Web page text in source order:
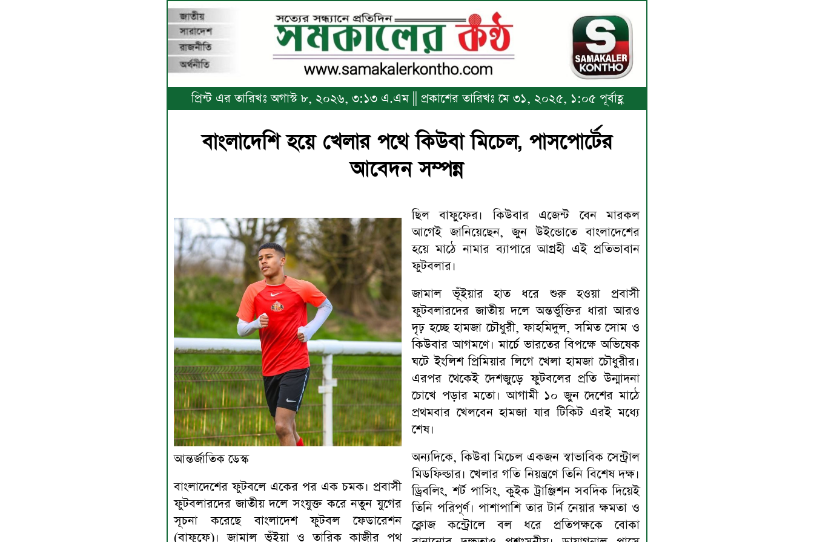
প্রিন্ট এর তারিখঃ অগাস্ট ৮, ২০২৬, ৩:১৩ এ.এম || প্রকাশের তারিখঃ মে ৩১, ২০২৫, ১:০৫ পূর্বাহ্ণ
বাংলাদেশি হয়ে খেলার পথে কিউবা মিচেল, পাসপোর্টের
আবেদন সম্পন্ন
আন্তর্জাতিক ডেস্ক
বাংলাদেশের ফুটবলে একের পর এক চমক। প্রবাসী
ফুটবলারদের জাতীয় দলে সংযুক্ত করে নতুন যুগের
সূচনা করেছে বাংলাদেশ ফুটবল ফেডারেশন
(বাফুফে)। জামাল ভূঁইয়া ও তারিক কাজীর পথ
ছিল বাফুফের। কিউবার এজেন্ট বেন মারকল
আগেই জানিয়েছেন, জুন উইন্ডোতে বাংলাদেশের
হয়ে মাঠে নামার ব্যাপারে আগ্রহী এই প্রতিভাবান
ফুটবলার।
জামাল ভূঁইয়ার হাত ধরে শুরু হওয়া প্রবাসী
ফুটবলারদের জাতীয় দলে অন্তর্ভুক্তির ধারা আরও
দৃঢ় হচ্ছে হামজা চৌধুরী, ফাহমিদুল, সমিত সোম ও
কিউবার আগমণে। মার্চে ভারতের বিপক্ষে অভিষেক
ঘটে ইংলিশ প্রিমিয়ার লিগে খেলা হামজা চৌধুরীর।
এরপর থেকেই দেশজুড়ে ফুটবলের প্রতি উন্মাদনা
চোখে পড়ার মতো। আগামী ১০ জুন দেশের মাঠে
প্রথমবার খেলবেন হামজা যার টিকিট এরই মধ্যে
শেষ।
অন্যদিকে, কিউবা মিচেল একজন স্বাভাবিক সেন্ট্রাল
মিডফিল্ডার। খেলার গতি নিয়ন্ত্রণে তিনি বিশেষ দক্ষ।
ড্রিবলিং, শর্ট পাসিং, কুইক ট্রাঞ্জিশন সবদিক দিয়েই
তিনি পরিপূর্ণ। পাশাপাশি তার টার্ন নেয়ার ক্ষমতা ও
ক্লোজ কন্ট্রোলে বল ধরে প্রতিপক্ষকে বোকা